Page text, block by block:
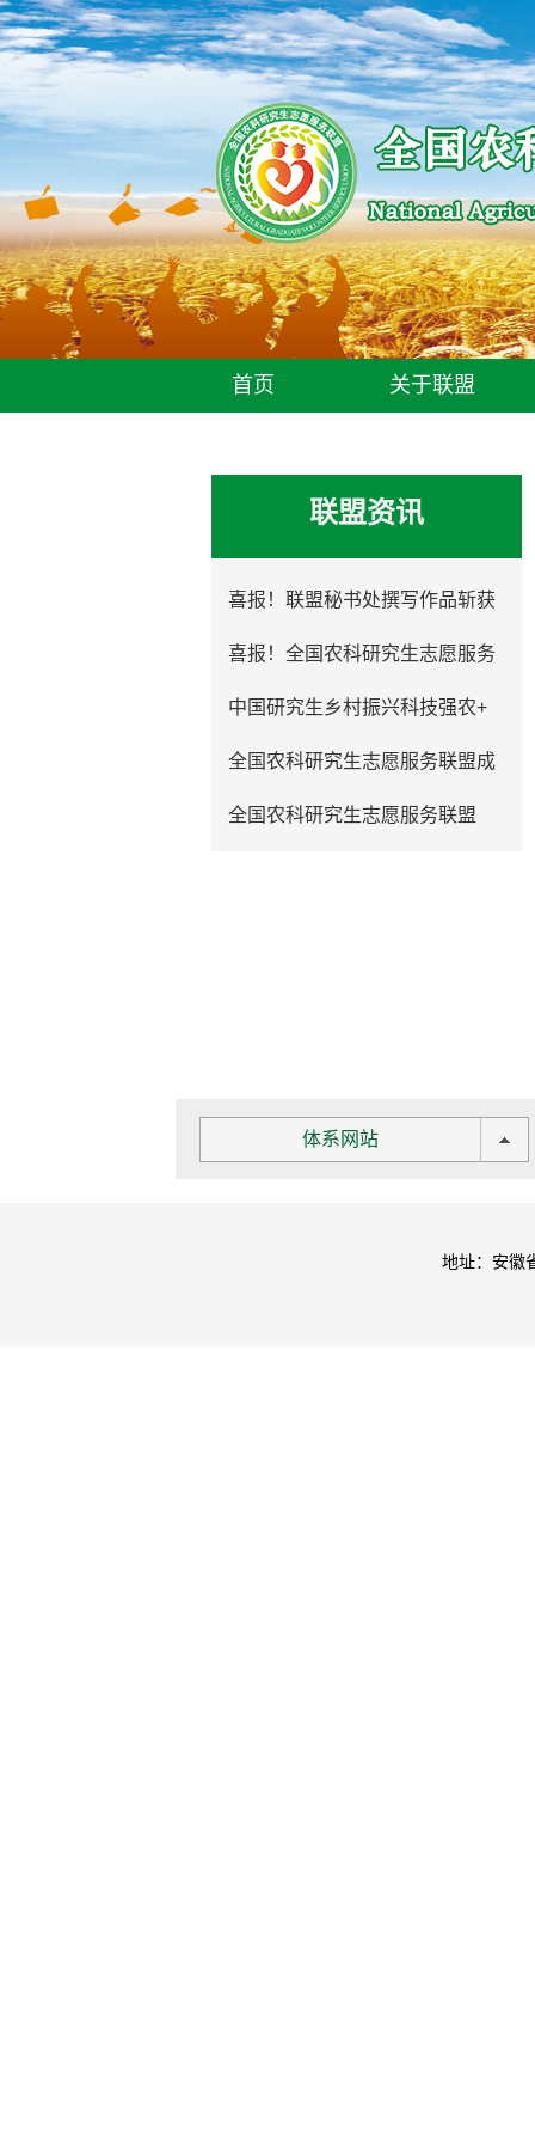
首页 关于联盟
联盟资讯
喜报！联盟秘书处撰写作品斩获
喜报！全国农科研究生志愿服务
中国研究生乡村振兴科技强农+
全国农科研究生志愿服务联盟成
​全国农科研究生志愿服务联盟
体系网站
地址：安徽